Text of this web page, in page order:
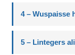
4 – Wuspaisse
5 – Lintegers